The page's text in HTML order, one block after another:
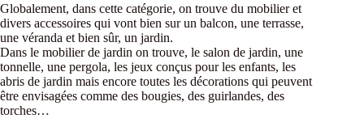
Globalement, dans cette catégorie, on trouve du mobilier et
divers accessoires qui vont bien sur un balcon, une terrasse,
une véranda et bien sûr, un jardin.
Dans le mobilier de jardin on trouve, le salon de jardin, une
tonnelle, une pergola, les jeux conçus pour les enfants, les
abris de jardin mais encore toutes les décorations qui peuvent
être envisagées comme des bougies, des guirlandes, des
torches…